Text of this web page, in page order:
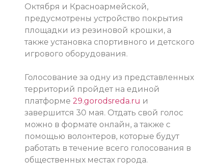
Октября и Красноармейской,
предусмотрены устройство покрытия
площадки из резиновой крошки, а
также установка спортивного и детского
игрового оборудования.
Голосование за одну из представленных
территорий пройдет на единой
платформе 29.gorodsreda.ru и
завершится 30 мая. Отдать свой голос
можно в формате онлайн, а также с
помощью волонтеров, которые будут
работать в течение всего голосования в
общественных местах города.